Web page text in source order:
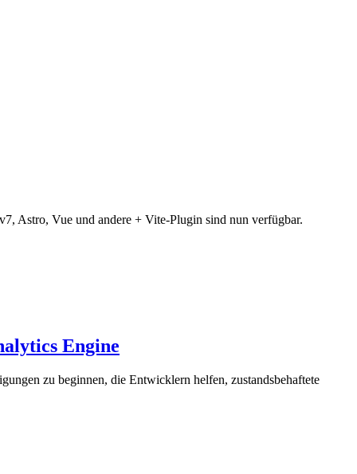
Astro, Vue und andere + Vite-Plugin sind nun verfügbar.
Engine
zu beginnen, die Entwicklern helfen, zustandsbehaftete